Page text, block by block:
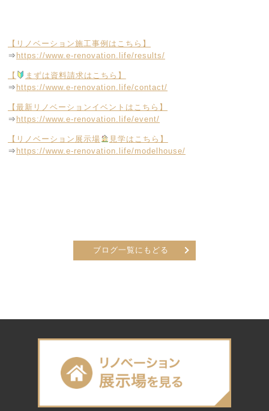
【リノベーション施工事例はこちら】
⇒ https://www.e-renovation.life/results/
【
まずは資料請求はこちら】
⇒ https://www.e-renovation.life/contact/
【最新リノベーションイベントはこちら】
⇒ https://www.e-renovation.life/event/
【リノベーション展示場
見学はこちら】
⇒ https://www.e-renovation.life/modelhouse/
ブログ一覧にもどる